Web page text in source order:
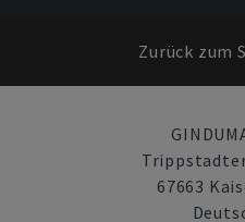
Zurück zum
67663